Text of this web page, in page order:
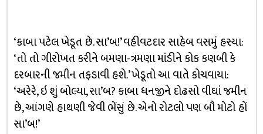
‘કાબા પટેલ ખેડૂત છે. સા’બ!’ વહીવટદાર સાહેબ વસમું હસ્યા:
‘તો તો ગીરોખત કરીને બમણા-ત્રમણા માંડીને કોક કણબી કે
દરબારની જમીન તફડાવી હશે.’ ખેડૂતો આ વાતે કોચવાયા:
‘અરેરે, ઇ શું બોલ્યા, સા’બ? કાબા ધનજીને દોઢસો વીઘાં જમીન
છે, આંગણે હાથણી જેવી ભેંસું છે. એનો રોટલો પણ બૌ મોટો હોં
સા’બ!’